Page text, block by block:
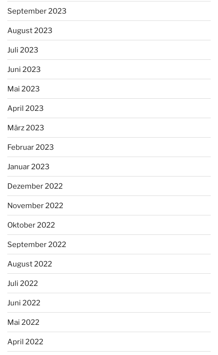
September 2023
August 2023
Juli 2023
Juni 2023
Mai 2023
April 2023
März 2023
Februar 2023
Januar 2023
Dezember 2022
November 2022
Oktober 2022
September 2022
August 2022
Juli 2022
Juni 2022
Mai 2022
April 2022